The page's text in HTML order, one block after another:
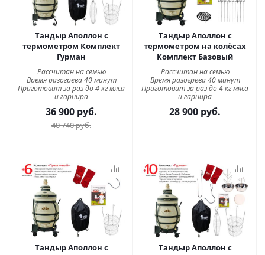
Тандыр Аполлон с
термометром Комплект
Гурман
Рассчитан на семью
Время разогрева 40 минут
Приготовит за раз до 4 кг мяса
и гарнира
36 900 руб.
40 740руб.
Тандыр Аполлон с
термометром на колёсах
Комплект Базовый
Рассчитан на семью
Время разогрева 40 минут
Приготовит за раз до 4 кг мяса
и гарнира
28 900 руб.
Тандыр Аполлон с
Тандыр Аполлон с